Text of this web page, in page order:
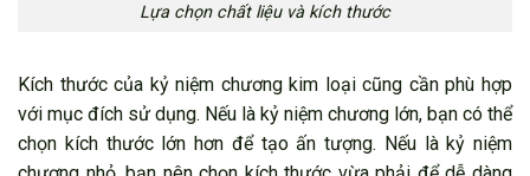
Lựa chọn chất liệu và kích thước
Kích thước của kỷ niệm chương kim loại cũng cần phù hợp
với mục đích sử dụng. Nếu là kỷ niệm chương lớn, bạn có thể
chọn kích thước lớn hơn để tạo ấn tượng. Nếu là kỷ niệm